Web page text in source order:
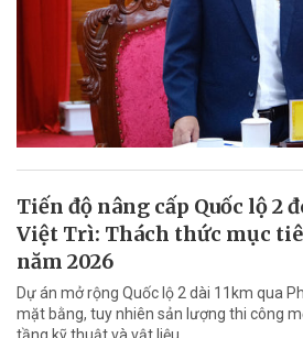
Tiến độ nâng cấp Quốc lộ 2
Việt Trì: Thách thức mục
năm 2026
Dự án mở rộng Quốc lộ 2 dài 11km qua
mặt bằng, tuy nhiên sản lượng thi công